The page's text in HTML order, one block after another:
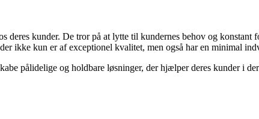
deres kunder. De tror på at lytte til kundernes behov og
ikke kun er af exceptionel kvalitet, men også har en minimal
pålidelige og holdbare løsninger, der hjælper deres kunder i